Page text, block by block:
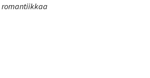
romantiikkaa